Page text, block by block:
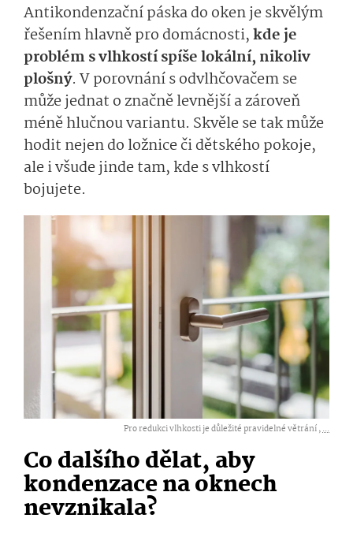
Antikondenzační páska do oken je skvělým
řešením hlavně pro domácnosti,kde je
problém s vlhkostí spíše lokální, nikoliv
plošný. V porovnání s odvlhčovačem se
může jednat o značně levnější a zároveň
méně hlučnou variantu. Skvěle se tak může
hodit nejen do ložnice či dětského pokoje,
ale i všude jinde tam, kde s vlhkostí
bojujete.
Pro redukci vlhkosti je důležité pravidelné větrání ,...
Co dalšího dělat, aby
kondenzace na oknech
nevznikala?